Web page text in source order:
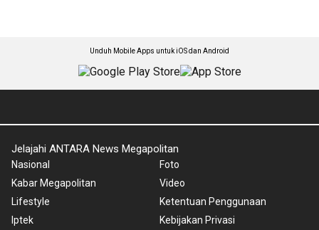
Unduh Mobile Apps untuk iOS dan Android
Jelajahi ANTARA News Megapolitan
Nasional
Kabar Megapolitan
Lifestyle
Iptek
Foto
Video
Ketentuan Penggunaan
Kebijakan Privasi